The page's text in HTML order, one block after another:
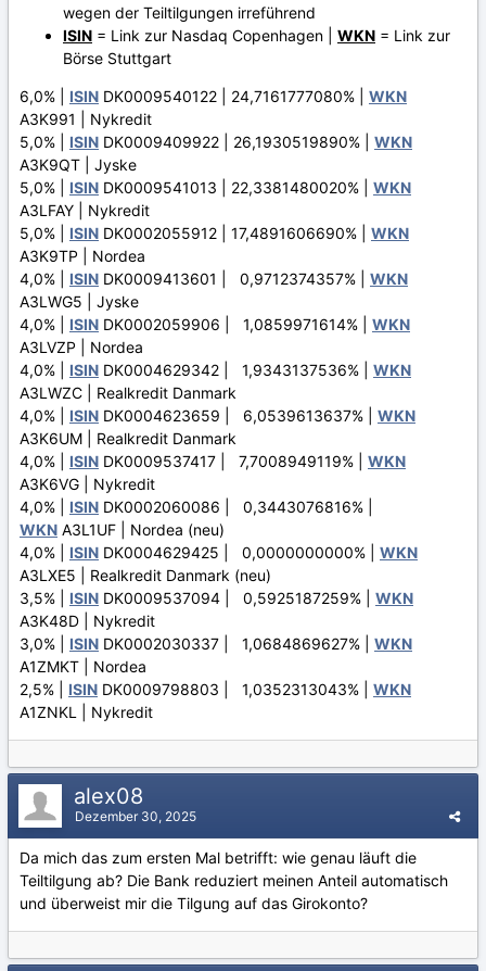
wegen der Teiltilgungen irreführend
ISIN = Link zur Nasdaq Copenhagen | WKN = Link zur
Börse Stuttgart
6,0% | ISIN DK0009540122 | 24,7161777080% | WKN
A3K991 | Nykredit
5,0% | ISIN DK0009409922 | 26,1930519890% | WKN
A3K9QT | Jyske
5,0% | ISIN DK0009541013 | 22,3381480020% | WKN
A3LFAY | Nykredit
5,0% | ISIN DK0002055912 | 17,4891606690% | WKN
A3K9TP | Nordea
4,0% | ISIN DK0009413601 | 0,9712374357% | WKN
A3LWG5 | Jyske
4,0% | ISIN DK0002059906 | 1,0859971614% | WKN
A3LVZP | Nordea
4,0% | ISIN DK0004629342 | 1,9343137536% | WKN
A3LWZC | Realkredit Danmark
4,0% | ISIN DK0004623659 | 6,0539613637% | WKN
A3K6UM | Realkredit Danmark
4,0% | ISIN DK0009537417 | 7,7008949119% | WKN
A3K6VG | Nykredit
4,0% | ISIN DK0002060086 | 0,3443076816% |
WKN A3L1UF | Nordea (neu)
4,0% | ISIN DK0004629425 | 0,0000000000% | WKN
A3LXE5 | Realkredit Danmark (neu)
3,5% | ISIN DK0009537094 | 0,5925187259% | WKN
A3K48D | Nykredit
3,0% | ISIN DK0002030337 | 1,0684869627% | WKN
A1ZMKT | Nordea
2,5% | ISIN DK0009798803 | 1,0352313043% | WKN
A1ZNKL | Nykredit
alex08
Dezember 30, 2025
Da mich das zum ersten Mal betrifft: wie genau läuft die
Teiltilgung ab? Die Bank reduziert meinen Anteil automatisch
und überweist mir die Tilgung auf das Girokonto?